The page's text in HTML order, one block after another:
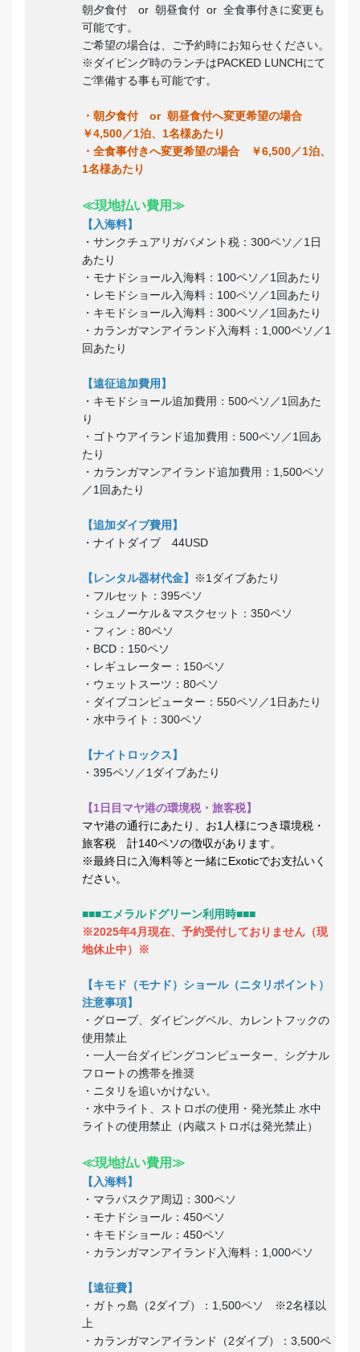
朝夕食付 or 朝昼食付 or 全食事付きに変更も
可能です。
ご希望の場合は、ご予約時にお知らせください。
※ダイビング時のランチはPACKED LUNCHにて
ご準備する事も可能です。
・朝夕食付 or 朝昼食付へ変更希望の場合
￥4,500／1泊、1名様あたり
・全食事付きへ変更希望の場合 ￥6,500／1泊、
1名様あたり
≪現地払い費用≫
【入海料】
・サンクチュアリガバメント税：300ペソ／1日
あたり
・モナドショール入海料：100ペソ／1回あたり
・レモドショール入海料：100ペソ／1回あたり
・キモドショール入海料：300ペソ／1回あたり
・カランガマンアイランド入海料：1,000ペソ／1
回あたり
【遠征追加費用】
・キモドショール追加費用：500ペソ／1回あた
り
・ゴトウアイランド追加費用：500ペソ／1回あ
たり
・カランガマンアイランド追加費用：1,500ペソ
／1回あたり
【追加ダイブ費用】
・ナイトダイブ 44USD
【レンタル器材代金】
※1ダイブあたり
・フルセット：395ペソ
・シュノーケル＆マスクセット：350ペソ
・フィン：80ペソ
・BCD：150ペソ
・レギュレーター：150ペソ
・ウェットスーツ：80ペソ
・ダイブコンピューター：550ペソ／1日あたり
・水中ライト：300ペソ
【ナイトロックス】
・395ペソ／1ダイブあたり
【1日目マヤ港の環境税・旅客税】
マヤ港の通行にあたり、お1人様につき環境税・
旅客税 計140ペソの徴収があります。
※最終日に入海料等と一緒にExoticでお支払いく
ださい。
■■■エメラルドグリーン利用時■■■
※2025年4月現在、予約受付しておりません（現
地休止中）※
【キモド（モナド）ショール（ニタリポイント）
注意事項】
・グローブ、ダイビングベル、カレントフックの
使用禁止
・一人一台ダイビングコンピューター、シグナル
フロートの携帯を推奨
・ニタリを追いかけない。
・水中ライト、ストロボの使用・発光禁止 水中
ライトの使用禁止（内蔵ストロボは発光禁止）
≪現地払い費用≫
【入海料】
・マラパスクア周辺：300ペソ
・モナドショール：450ペソ
・キモドショール：450ペソ
・カランガマンアイランド入海料：1,000ペソ
【遠征費】
・ガトゥ島（2ダイブ）：1,500ペソ ※2名様以
上
・カランガマンアイランド（2ダイブ）：3,500ペ